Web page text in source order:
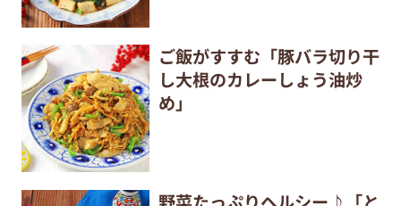
ご飯がすすむ「豚バラ切り干
し大根のカレーしょう油炒
め」